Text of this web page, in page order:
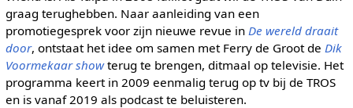
graag terughebben. Naar aanleiding van een
promotiegesprek voor zijn nieuwe revue in De wereld draait
door, ontstaat het idee om samen met Ferry de Groot de Dik
Voormekaar showterug te brengen, ditmaal op televisie. Het
programma keert in 2009 eenmalig terug op tv bij de TROS
en is vanaf 2019 als podcast te beluisteren.